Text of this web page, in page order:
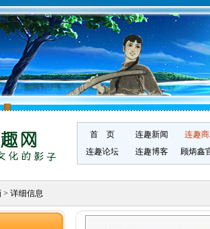
首 页 连趣新闻
连趣
连趣论坛
连趣博客 顾炳鑫
> 详细信息